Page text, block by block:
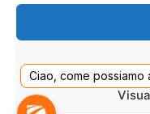
DADO S.R.L. Unipersonale -
Tel. 02.40703420 - P.Iva/C.F.
Ciao, come possiamo